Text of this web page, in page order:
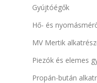
Gyújtóégők
Hő- és
MV Mertik
Piezók és elemes
Propán-bután